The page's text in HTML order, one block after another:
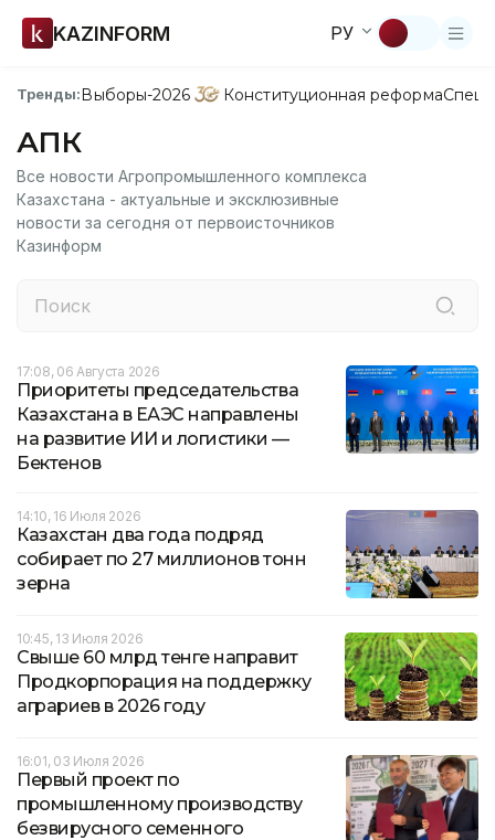
KAZINFORM РУ
Тренды:Выборы-2026 Конституционная реформа
АПК
Все новости Агропромышленного комплекса
Казахстана - актуальные и эксклюзивные
новости за сегодня от первоисточников
Казинформ
17:08, 06 Августа 2026
Приоритеты председательства
Казахстана в ЕАЭС направлены
на развитие ИИ и логистики —
Бектенов
14:10, 16 Июля 2026
Казахстан два года подряд
собирает по 27 миллионов тонн
зерна
10:45, 13 Июля 2026
Свыше 60 млрд тенге направит
Продкорпорация на поддержку
аграриев в 2026 году
16:01, 03 Июля 2026
Первый проект по
промышленному производству
безвирусного семенного